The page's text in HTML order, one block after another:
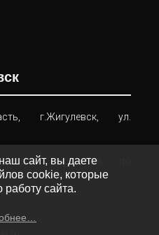
г.Жигулевск, ул.
директора по
работе
сайт, вы даете
cookie, которые
сайта.